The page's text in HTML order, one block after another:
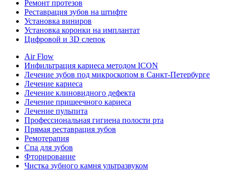
Ремонт протезов
Реставрация зубов на штифте
Установка виниров
Установка коронки на имплантат
Цифровой и 3D слепок
Air Flow
Инфильтрация кариеса методом ICON
Лечение зубов под микроскопом в Санкт-Петербурге
Лечение кариеса
Лечение клиновидного дефекта
Лечение пришеечного кариеса
Лечение пульпита
Профессиональная гигиена полости рта
Прямая реставрация зубов
Ремотерапия
Спа для зубов
Фторирование
Чистка зубного камня ультразвуком